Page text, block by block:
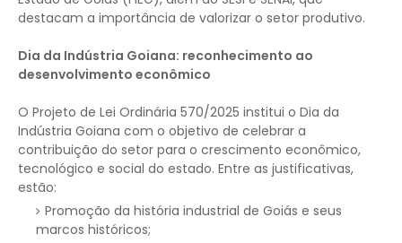
destacam a importância de valorizar o setor produtivo.
Dia da Indústria Goiana: reconhecimento ao
desenvolvimento econômico
O Projeto de Lei Ordinária 570/2025 institui o Dia da
Indústria Goiana com o objetivo de celebrar a
contribuição do setor para o crescimento econômico,
tecnológico e social do estado. Entre as justificativas,
estão:
Promoção da história industrial de Goiás e seus
marcos históricos;